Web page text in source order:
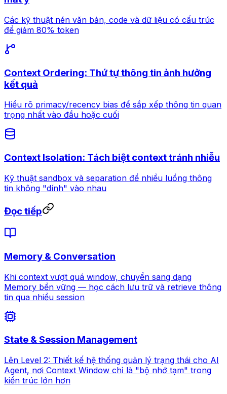
Các kỹ thuật nén văn bản, code và dữ liệu có cấu trúc
để giảm 80% token
Context Ordering: Thứ tự thông tin ảnh hưởng
kết quả
Hiểu rõ primacy/recency bias để sắp xếp thông tin quan
trọng nhất vào đầu hoặc cuối
Context Isolation: Tách biệt context tránh nhiễu
Kỹ thuật sandbox và separation để nhiều luồng thông
tin không "dính" vào nhau
Đọc tiếp
Memory & Conversation
Khi context vượt quá window, chuyển sang dạng
Memory bền vững — học cách lưu trữ và retrieve thông
tin qua nhiều session
State & Session Management
Lên Level 2: Thiết kế hệ thống quản lý trạng thái cho AI
Agent, nơi Context Window chỉ là "bộ nhớ tạm" trong
kiến trúc lớn hơn